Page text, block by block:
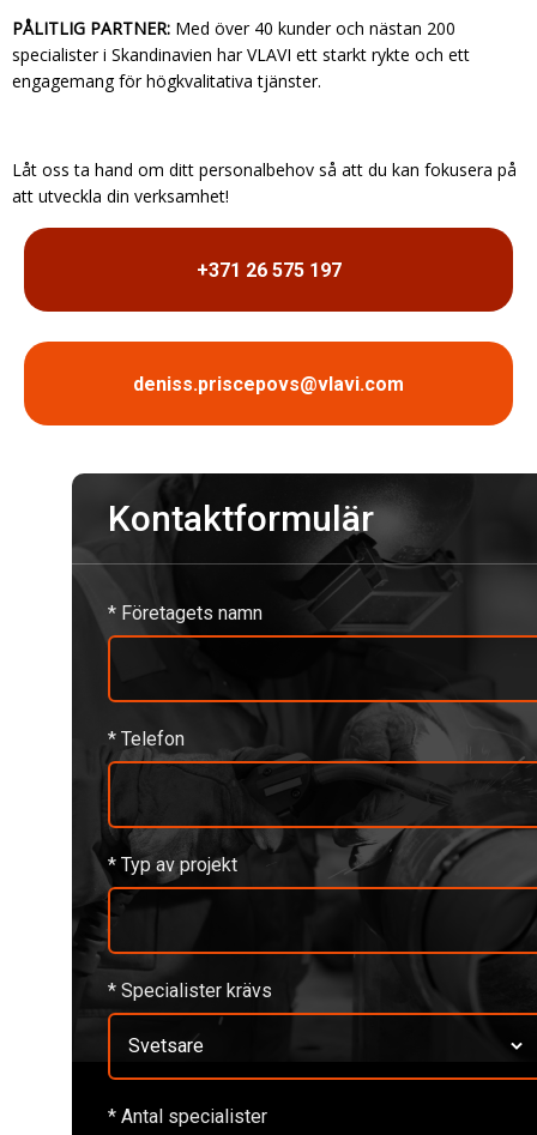
PÅLITLIG PARTNER: Med över 40 kunder och nästan 200
specialister i Skandinavien har VLAVI ett starkt rykte och ett
engagemang för högkvalitativa tjänster.
Låt oss ta hand om ditt personalbehov så att du kan fokusera på
att utveckla din verksamhet!
+371 26 575 197
deniss.priscepovs@vlavi.com
Kontaktformulär
* Företagets namn
* Telefon
* Typ av projekt
* Specialister krävs
Svetsare
* Antal specialister